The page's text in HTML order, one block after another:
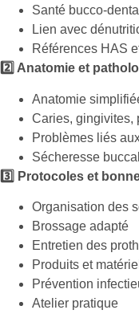
Santé bucco-
Lien avec
Références HAS
2️⃣ Anatomie et
Anatomie
Caries, gingivites,
Problèmes liés
Sécheresse
3️⃣ Protocoles et
Organisation des
Brossage adapté
Entretien des
Produits et matériel
Prévention
Atelier pratique